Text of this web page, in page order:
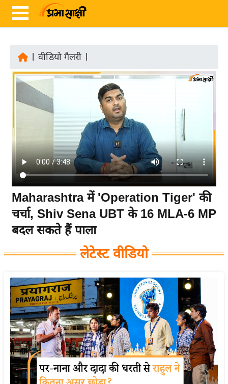
ता
रा
ष्ट्री
य
अं
त
र्रा
ष्ट्री
बि
ने
स
उ
द्यो
ग
ज
ग
त
वीडियो गैलरी
Maharashtra में 'Operation Tiger' की
चर्चा, Shiv Sena UBT के 16 MLA-6 MP
बदल सकते हैं पाला
लेटेस्ट वीडियो